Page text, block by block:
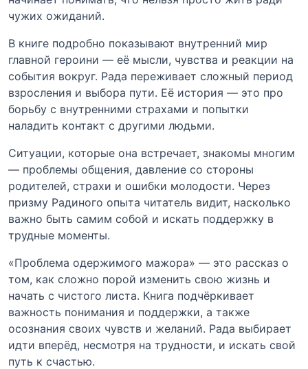
чужих ожиданий.
В книге подробно показывают внутренний мир
главной героини — её мысли, чувства и реакции на
события вокруг. Рада переживает сложный период
взросления и выбора пути. Её история — это про
борьбу с внутренними страхами и попытки
наладить контакт с другими людьми.
Ситуации, которые она встречает, знакомы многим
— проблемы общения, давление со стороны
родителей, страхи и ошибки молодости. Через
призму Радиного опыта читатель видит, насколько
важно быть самим собой и искать поддержку в
трудные моменты.
«Проблема одержимого мажора» — это рассказ о
том, как сложно порой изменить свою жизнь и
начать с чистого листа. Книга подчёркивает
важность понимания и поддержки, а также
осознания своих чувств и желаний. Рада выбирает
идти вперёд, несмотря на трудности, и искать свой
путь к счастью.